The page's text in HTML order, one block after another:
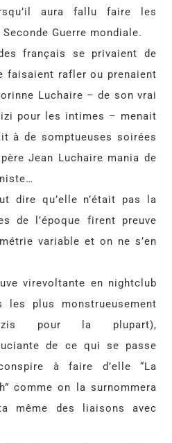
aura fallu faire les
Guerre mondiale.
français se privaient de
faisaient rafler ou prenaient
Luchaire – de son vrai
pour les intimes – menait
à de somptueuses soirées
Jean Luchaire mania de
dire qu’elle n’était pas la
de l’époque firent preuve
variable et on ne s’en
virevoltante en nightclub
les plus monstrueusement
pour la plupart),
de ce qui se passe
à faire d’elle “La
comme on la surnommera
même des liaisons avec